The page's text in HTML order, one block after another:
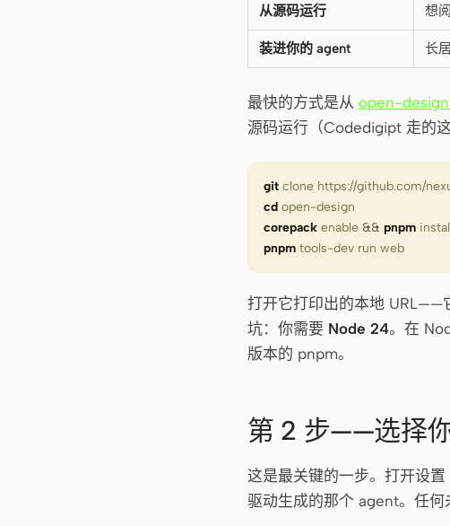
从源码运行 想
装进你的 agent 长
最快的方式是从 open-
源码运行（Codedigipt 走的这
git clone https://github.com/
cd open-design
corepack enable && pnpm
pnpm tools-dev run web
打开它打印出的本地 URL——
坑：你需要 Node 24。在
版本的 pnpm。
第 2 步——选择
这是最关键的一步。打开设
驱动生成的那个 agent。任何